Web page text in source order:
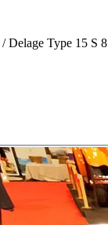
/ Delage Type 15 S 8